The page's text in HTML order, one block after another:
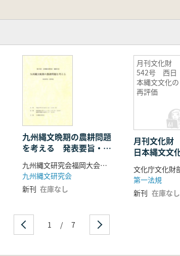
九州縄文晩期の農耕問題
を考える 発表要旨・資
料集
九州縄文研究会福岡大会事務局 編
九州縄文研究会
新刊 在庫なし
月刊文化財
542号 西日
本縄文文化の
再評価
月刊文化
日本縄文文
文化庁文化
第一法規
新刊 在庫なし
1 / 7